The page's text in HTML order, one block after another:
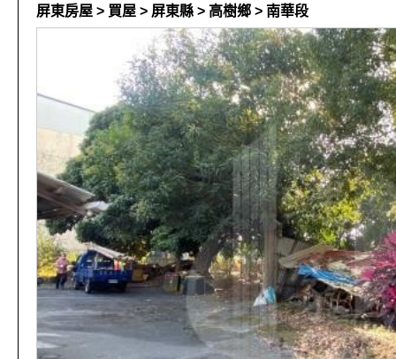
屏東房屋 > 買屋 > 屏東縣 > 高樹鄉 > 南華段